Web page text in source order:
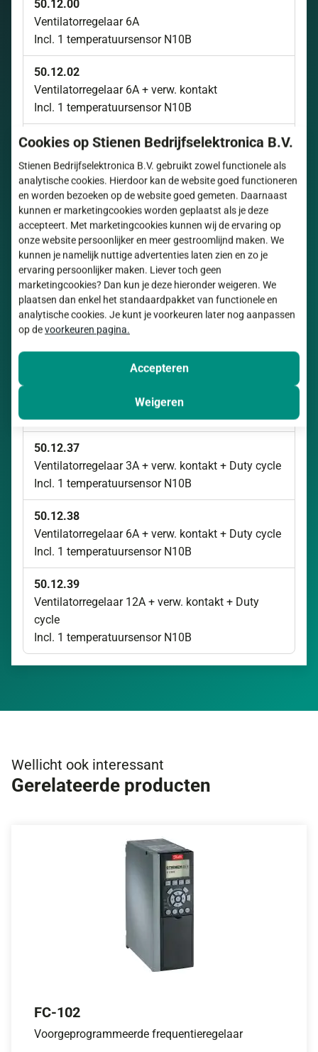
50.12.00
Ventilatorregelaar 6A
Incl. 1 temperatuursensor N10B
50.12.02
Ventilatorregelaar 6A + verw. kontakt
Incl. 1 temperatuursensor N10B
50.12.04
Ventilatorregelaar 6A + verw. kontakt + temp.
alarm
Incl. 1 temperatuursensor N10B
50.12.30
Ventilatorregelaar 12A + Relais 2e ventilator
Incl. 1 temperatuursensor N10B
50.12.32
Ventilatorregelaar 12A + verw. kontakt
Incl. 1 temperatuursensor N10B
50.12.37
Ventilatorregelaar 3A + verw. kontakt + Duty cycle
Incl. 1 temperatuursensor N10B
50.12.38
Ventilatorregelaar 6A + verw. kontakt + Duty cycle
Incl. 1 temperatuursensor N10B
50.12.39
Ventilatorregelaar 12A + verw. kontakt + Duty
cycle
Incl. 1 temperatuursensor N10B
Wellicht ook interessant
Gerelateerde producten
FC-102
Voorgeprogrammeerde frequentieregelaar
Cookies op Stienen Bedrijfselektronica B.V.
Stienen Bedrijfselektronica B.V. gebruikt zowel functionele als
analytische cookies. Hierdoor kan de website goed functioneren
en worden bezoeken op de website goed gemeten. Daarnaast
kunnen er marketingcookies worden geplaatst als je deze
accepteert. Met marketingcookies kunnen wij de ervaring op
onze website persoonlijker en meer gestroomlijnd maken. We
kunnen je namelijk nuttige advertenties laten zien en zo je
ervaring persoonlijker maken. Liever toch geen
marketingcookies? Dan kun je deze hieronder weigeren. We
plaatsen dan enkel het standaardpakket van functionele en
analytische cookies. Je kunt je voorkeuren later nog aanpassen
op devoorkeuren pagina.
Accepteren
Weigeren